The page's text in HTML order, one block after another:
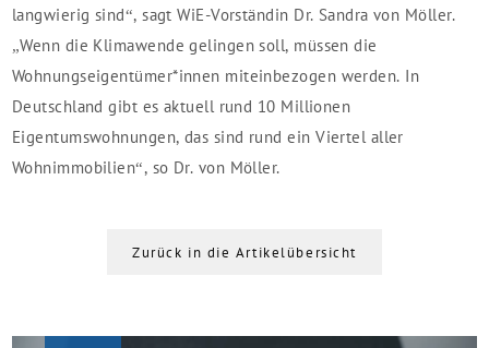
langwierig sind“, sagt WiE-Vorständin Dr. Sandra von Möller.
„Wenn die Klimawende gelingen soll, müssen die
Wohnungseigentümer*innen miteinbezogen werden. In
Deutschland gibt es aktuell rund 10 Millionen
Eigentumswohnungen, das sind rund ein Viertel aller
Wohnimmobilien“, so Dr. von Möller.
Zurück in die Artikelübersicht